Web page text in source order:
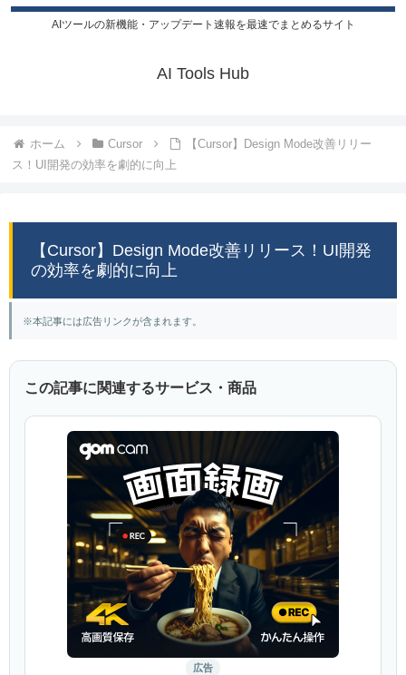
AIツールの新機能・アップデート速報を最速でまとめるサイト
AI Tools Hub
ホーム Cursor
【Cursor】Design Mode改善リリー
ス！UI開発の効率を劇的に向上
【Cursor】Design Mode改善リリース！UI開発
の効率を劇的に向上
※本記事には広告リンクが含まれます。
この記事に関連するサービス・商品
広告